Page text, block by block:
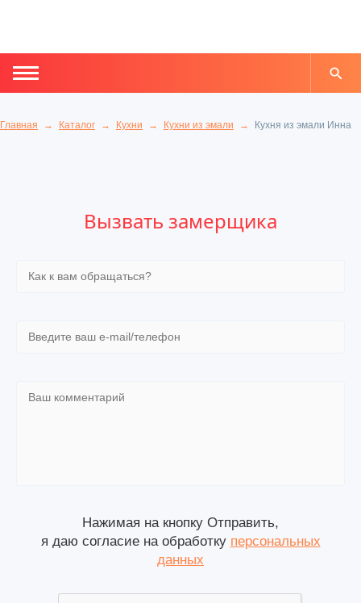
Главная Каталог Кухни Кухни из эмали Кухня из эмали Инна
Вызвать замерщика
Нажимая на кнопку Отправить,
я даю согласие на обработку персональных
данных